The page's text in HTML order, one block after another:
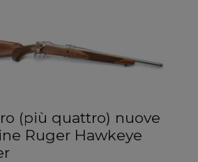
(più quattro) nuove
Ruger Hawkeye